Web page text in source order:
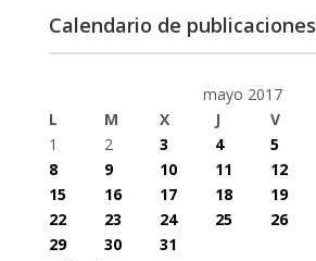
Calendario de publicaciones
mayo 2017
L
M X J V
1
2 3 4 5
8
9 10 11 12
15
16 17 18 19
22
23 24 25 26
29
30
31